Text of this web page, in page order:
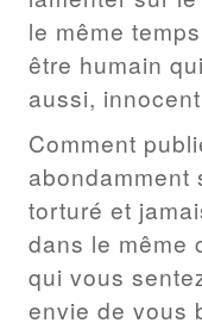
le même
être humain
aussi,
Comment
abondamment
torturé et
dans le même
qui vous
envie de vous